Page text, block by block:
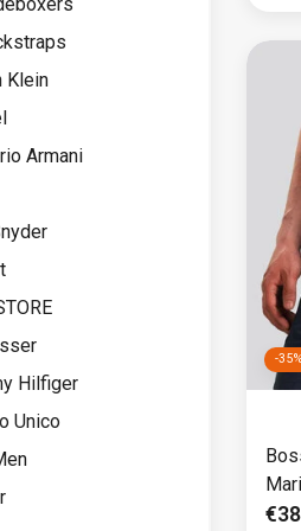
-
Klein
Armani
Hilfiger
Unico